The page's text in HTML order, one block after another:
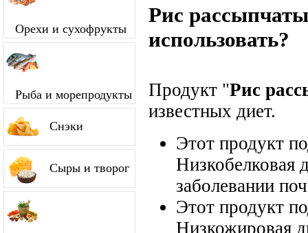
Орехи и сухофрукты
Рыба и морепродукты
Снэки
Сыры и творог
Рис
использовать?
Продукт "Рис
известных диет.
Этот продукт
Низкобелковая
заболевании
Этот продукт
Низкожировая